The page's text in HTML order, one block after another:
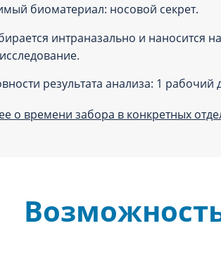
биоматериал: носовой секрет.
интраназально и наносится
результата анализа: 1 рабочий
о времени забора в конкретных